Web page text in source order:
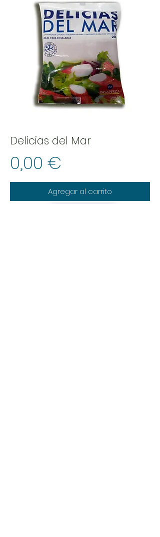
Delicias del Mar
Precio
0,00 €
Agregar al carrito